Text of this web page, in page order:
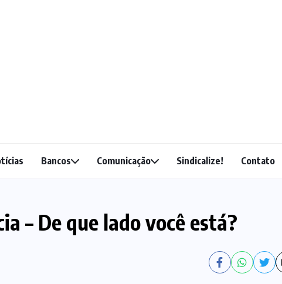
Bancos Comunicação Sindicalize! Contato
– De que lado você está?